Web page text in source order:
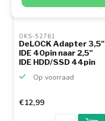
OKS-52761
DeLOCK Adapter 3,5"
IDE 40pin naar 2,5"
IDE HDD/SSD 44pin
Op voorraad
€12,99